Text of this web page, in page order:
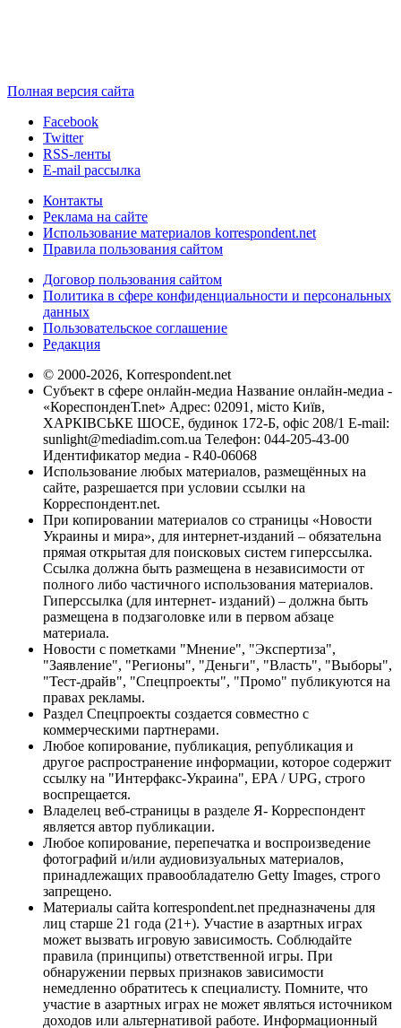
Полная версия сайта
Facebook
Twitter
RSS-ленты
E-mail рассылка
Контакты
Реклама на сайте
Использование материалов korrespondent.net
Правила пользования сайтом
Договор пользования сайтом
Политика в сфере конфиденциальности и персональных
данных
Пользовательское соглашение
Редакция
© 2000-2026, Korrespondent.net
Субъект в сфере онлайн-медиа Название онлайн-медиа -
«КореспонденТ.net» Адрес: 02091, місто Київ,
ХАРКІВСЬКЕ ШОСЕ, будинок 172-Б, офіс 208/1 E-mail:
sunlight@mediadim.com.ua Телефон: 044-205-43-00
Идентификатор медиа - R40-06068
Использование любых материалов, размещённых на
сайте, разрешается при условии ссылки на
Корреспондент.net.
При копировании материалов со страницы «Новости
Украины и мира», для интернет-изданий – обязательна
прямая открытая для поисковых систем гиперссылка.
Ссылка должна быть размещена в независимости от
полного либо частичного использования материалов.
Гиперссылка (для интернет- изданий) – должна быть
размещена в подзаголовке или в первом абзаце
материала.
Новости с пометками "Мнение", "Экспертиза",
"Заявление", "Регионы", "Деньги", "Власть", "Выборы",
"Тест-драйв", "Спецпроекты", "Промо" публикуются на
правах рекламы.
Раздел Спецпроекты создается совместно с
коммерческими партнерами.
Любое копирование, публикация, републикация и
другое распространение информации, которое содержит
ссылку на "Интерфакс-Украина", EPA / UPG, строго
воспрещается.
Владелец веб-страницы в разделе Я- Корреспондент
является автор публикации.
Любое копирование, перепечатка и воспроизведение
фотографий и/или аудиовизуальных материалов,
принадлежащих правообладателю Getty Images, строго
запрещено.
Материалы сайта korrespondent.net предназначены для
лиц старше 21 года (21+). Участие в азартных играх
может вызвать игровую зависимость. Соблюдайте
правила (принципы) ответственной игры. При
обнаружении первых признаков зависимости
немедленно обратитесь к специалисту. Помните, что
участие в азартных играх не может являться источником
доходов или альтернативой работе. Информационный